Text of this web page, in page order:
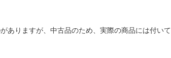
ありますが、中古品のため、実際の商品には付いて